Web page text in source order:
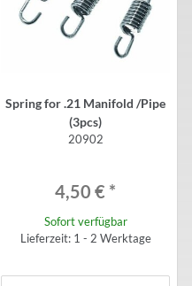
Spring for .21 Manifold /Pipe
(3pcs)
20902
4,50 € *
Sofort verfügbar
Lieferzeit: 1 - 2 Werktage